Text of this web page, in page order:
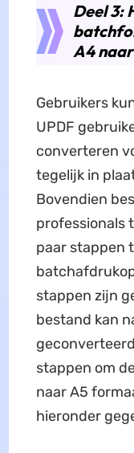
Deel 3:
A4
Gebruikers
UPDF
converteren
tegelijk in
Bovendien
professionals
paar stappen
stappen zijn
bestand kan
stappen om
naar A5
hieronder